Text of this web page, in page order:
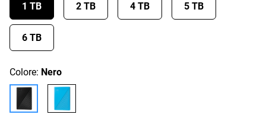
1 TB 2 TB 4 TB 5 TB
6 TB
Colore: Nero